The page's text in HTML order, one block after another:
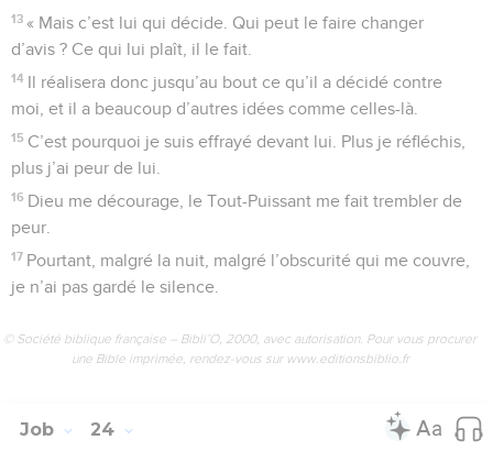
13 « Mais c’est lui qui décide. Qui peut le faire changer
d’avis ? Ce qui lui plaît, il le fait.
14 Il réalisera donc jusqu’au bout ce qu’il a décidé contre
moi, et il a beaucoup d’autres idées comme celles-là.
15 C’est pourquoi je suis effrayé devant lui. Plus je réfléchis,
plus j’ai peur de lui.
16 Dieu me décourage, le Tout-Puissant me fait trembler de
peur.
17 Pourtant, malgré la nuit, malgré l’obscurité qui me couvre,
je n’ai pas gardé le silence.
© Société biblique française – Bibli’O, 2000, avec autorisation. Pour vous procurer
une Bible imprimée, rendez-vous sur www.editionsbiblio.fr
Job 24